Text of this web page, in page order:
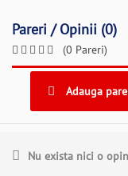
Pareri / Opinii (0)
(0 Pareri)
Adauga
Nu exista nici o